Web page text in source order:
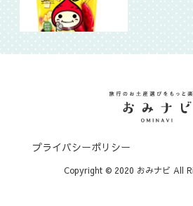
プライバシーポリシー
Copyright © 2020 おみナビ All